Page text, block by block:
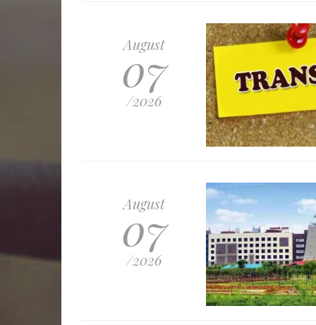
August
07
/2026
August
07
/2026